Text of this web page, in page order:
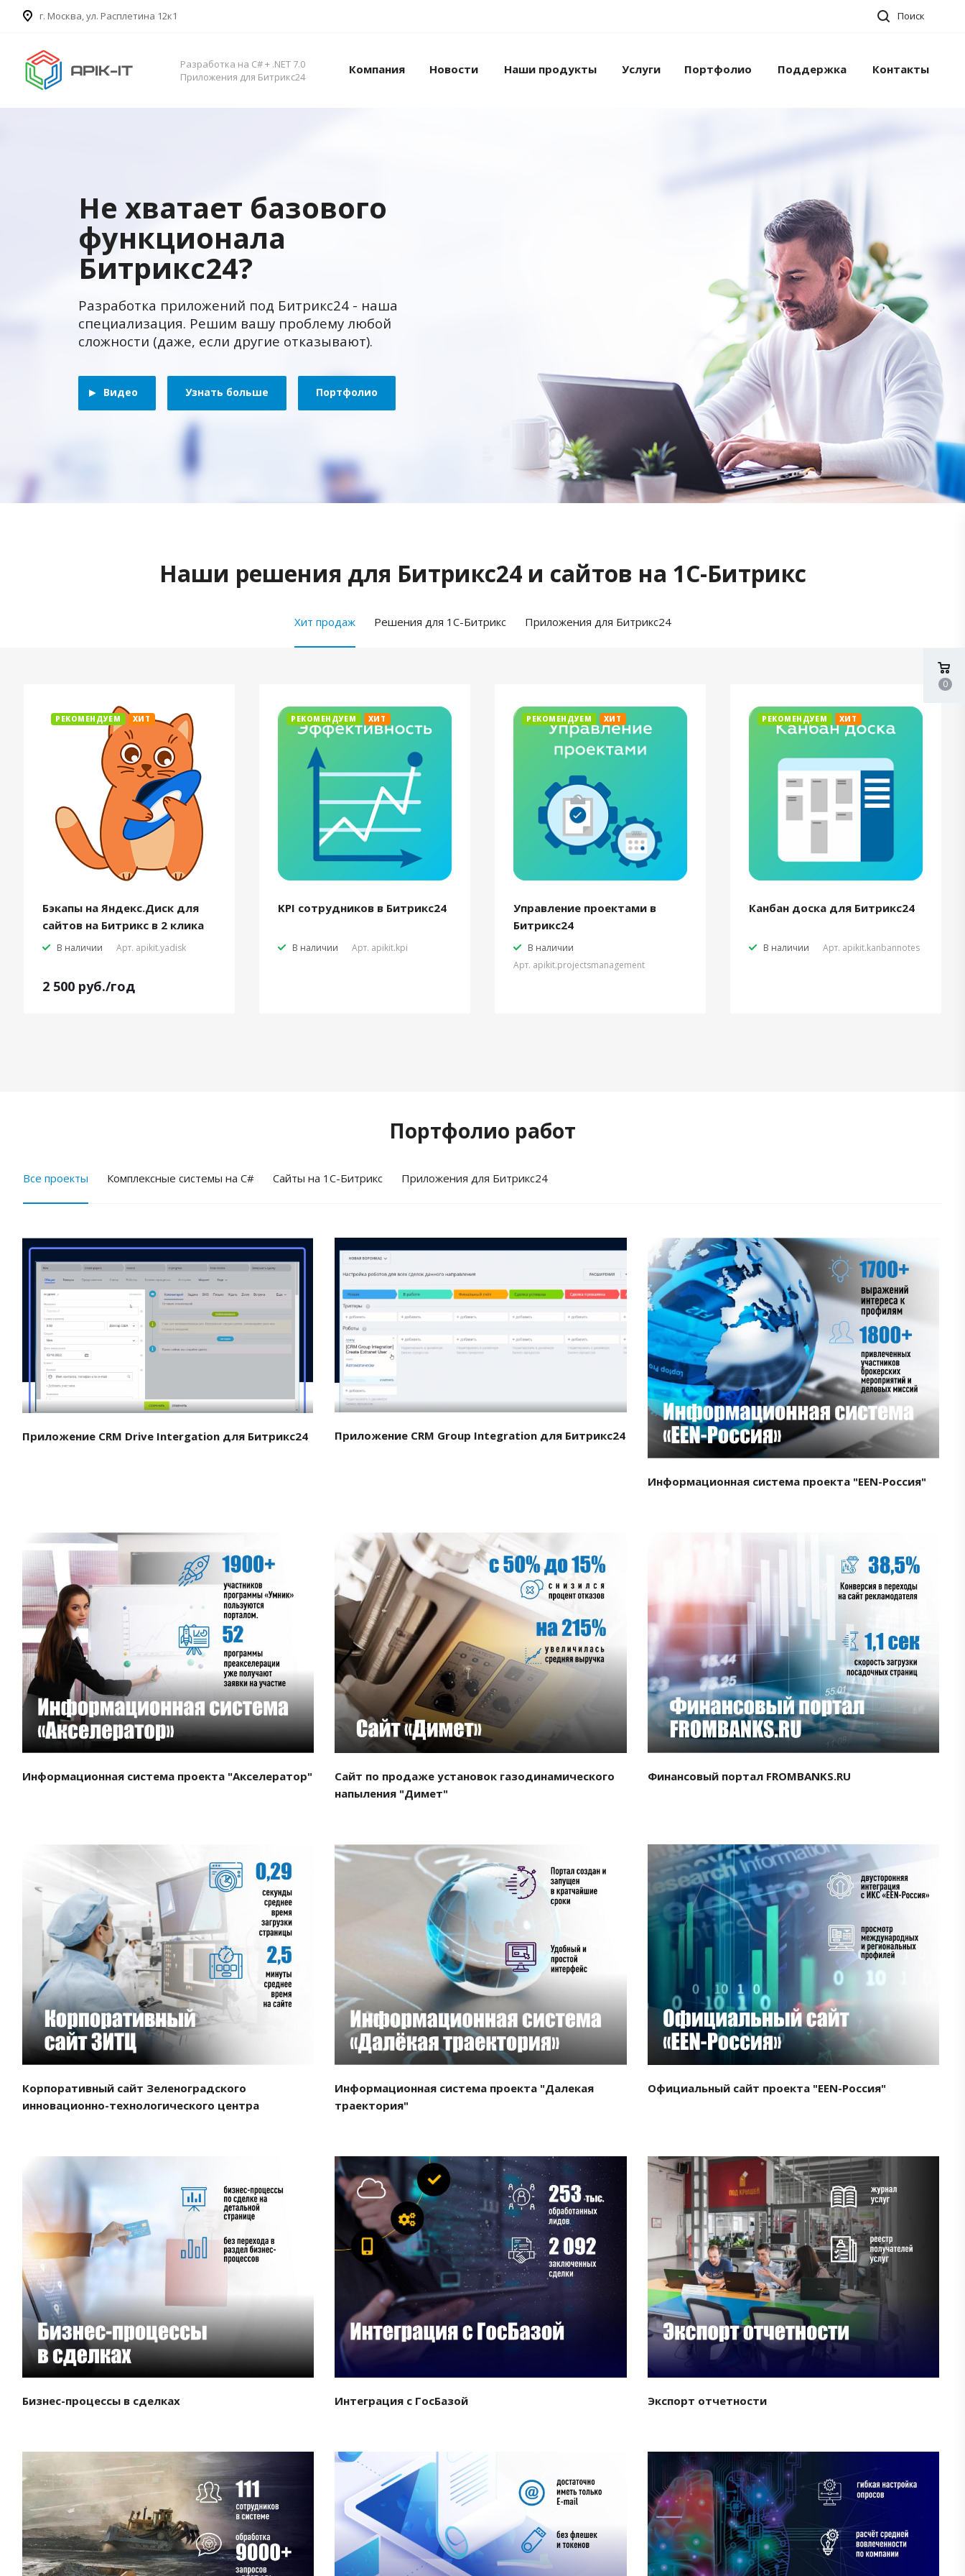
​г. Москва, ул. Расплетина 12к1 Поиск
Разработка на C# + .NET 7.0
Приложения для Битрикс24
Компания Новости Наши продукты Услуги Портфолио Поддержка Контакты
Не хватает базового
функционала
Битрикс24?
Разработка приложений под Битрикс24 - наша
специализация. Решим вашу проблему любой
сложности (даже, если другие отказывают).
Видео Узнать больше Портфолио
Наши решения для Битрикс24 и сайтов на 1С-Битрикс
Хит продаж Решения для 1С-Битрикс Приложения для Битрикс24
РЕКОМЕНДУЕМ ХИТ
Бэкапы на Яндекс.Диск для
сайтов на Битрикс в 2 клика
В наличии Арт. apikit.yadisk
2 500 руб./год
РЕКОМЕНДУЕМ ХИТ
KPI сотрудников в Битрикс24
В наличии Арт. apikit.kpi
РЕКОМЕНДУЕМ ХИТ
Управление проектами в
Битрикс24
В наличии
Арт. apikit.projectsmanagement
РЕКОМЕНДУЕМ ХИТ
Канбан доска для Битрикс24
В наличии Арт. apikit.kanbannotes
Портфолио работ
Все проекты Комплексные системы на C# Cайты на 1С-Битрикс Приложения для Битрикс24
Смотреть проект
Приложение CRM Drive Intergation для Битрикс24 Приложение CRM Group Integration для Битрикс24
Смотреть проект
Информационная система проекта "EEN-Россия"
Смотреть проект
Информационная система проекта "Акселератор"
Смотреть проект
Сайт по продаже установок газодинамического
напыления "Димет"
Смотреть проект
Финансовый портал FROMBANKS.RU
Смотреть проект
Корпоративный сайт Зеленоградского
инновационно-технологического центра
Смотреть проект
Информационная система проекта "Далекая
траектория"
Смотреть проект
Официальный сайт проекта "EEN-Россия"
Бизнес-процессы в сделках
Смотреть проект
Интеграция с ГосБазой
Смотреть проект
Экспорт отчетности
Смотреть проект Смотреть проект Смотреть проект
0